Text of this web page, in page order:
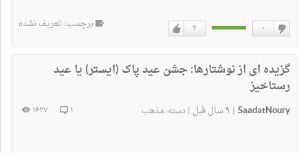
۴ ۰ برچسب: تعریف نشده
گزیده ای از نوشتارها:جشن عید پاک (ایستر) یا عید
رستاخیز
SaadatNoury
| ۹ سال قبل | دسته:مذهب ۱ ۱۶۲۷